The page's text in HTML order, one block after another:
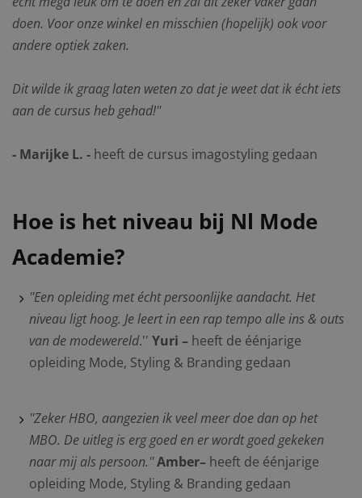
doen. Voor onze winkel en misschien (hopelijk) ook voor
andere optiek zaken.
Dit wilde ik graag laten weten zo dat je weet dat ik écht iets
aan de cursus heb gehad!''
- Marijke L. - heeft de cursus imagostyling gedaan
Hoe is het niveau bij Nl Mode
Academie?
''Een opleiding met écht persoonlijke aandacht. Het
niveau ligthoog. Je leert in een rap tempo alle ins & outs
van de modewereld.'' Yuri – heeft de éénjarige
opleiding Mode, Styling & Branding gedaan
''Zeker HBO, aangezien ik veelmeer doe dan op het
MBO. De uitleg is erg goed en er wordt goed gekeken
naar mij als persoon.''Amber– heeft de éénjarige
opleiding Mode, Styling & Branding gedaan